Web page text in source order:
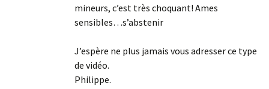
mineurs, c’est très choquant! Ames
sensibles…s’abstenir
J’espère ne plus jamais vous adresser ce type
de vidéo.
Philippe.